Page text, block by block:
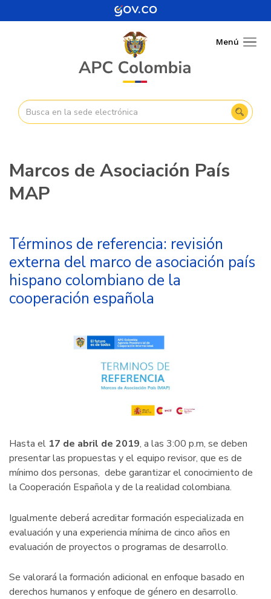
al
Menú
Marcos de Asociación País
MAP
Términos de referencia: revisión
externa del marco de asociación país
hispano colombiano de la
cooperación española
Hasta el 17 de abril de 2019, a las 3:00 p.m, se deben
presentar las propuestas y el equipo revisor, que es de
mínimo dos personas, debe garantizar el conocimiento de
la Cooperación Española y de la realidad colombiana.
Igualmente deberá acreditar formación especializada en
evaluación y una experiencia mínima de cinco años en
evaluación de proyectos o programas de desarrollo.
Se valorará la formación adicional en enfoque basado en
derechos humanos y enfoque de género en desarrollo.